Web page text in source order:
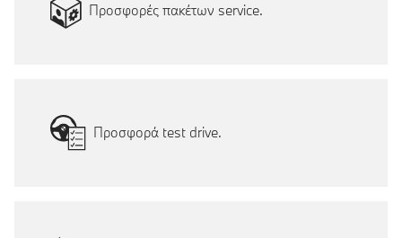
Προσφορές πακέτων service.
Προσφορά test drive.